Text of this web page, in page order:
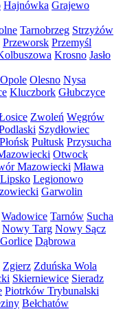
Hajnówka Grajewo
Tarnobrzeg Strzyżów
Przeworsk Przemyśl
Krosno Jasło
Opole Olesno Nysa
Kluczbork Głubczyce
Zwoleń Węgrów
Szydłowiec
Płońsk Pułtusk Przysucha
Otwock
Mazowiecki Mława
Lipsko Legionowo
Garwolin
Wadowice Tarnów Sucha
Nowy Targ Nowy Sącz
Gorlice Dąbrowa
Zgierz Zduńska Wola
Skierniewice Sieradz
Piotrków Trybunalski
Bełchatów